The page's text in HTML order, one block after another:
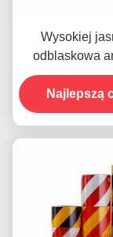
Wysokiej
odblaskowa
tworzyw
Prismatyczna
tworzyw
Najlepszą